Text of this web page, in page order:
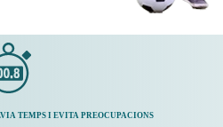
TEMPS I EVITA PREOCUPACIONS